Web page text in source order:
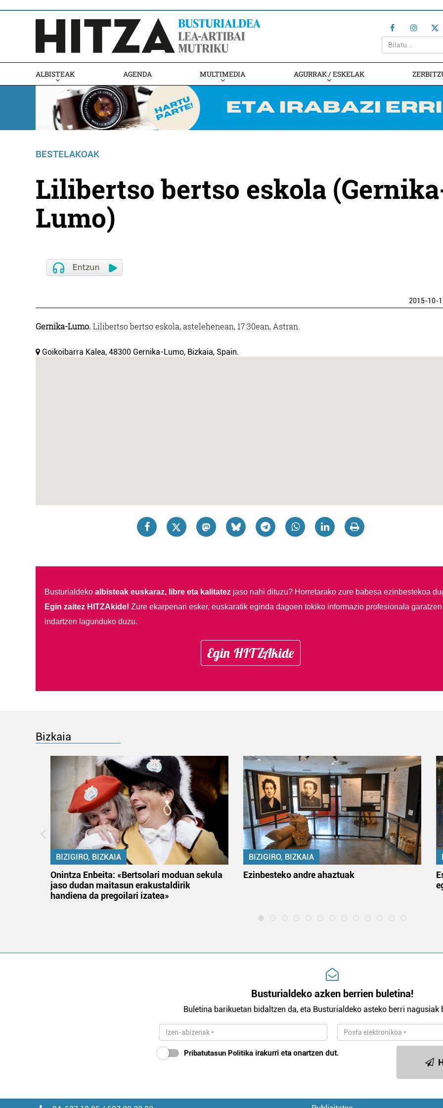
ALBISTEAK AGENDA MULTIMEDIA AGURRAK / ESKELAK
BESTELAKOAK
Lilibertso bertso eskola
Lumo)
2015-10-
Gernika-Lumo. Lilibertso bertso eskola, astelehenean, 17:30ean, Astran.
Goikoibarra Kalea, 48300 Gernika-Lumo, Bizkaia, Spain.
Busturialdeko albisteak euskaraz, libre eta kalitatezjaso nahi dituzu? Horretarako zure babesa ezinbestekoa
Egin zaitez HITZAkide! Zure ekarpenari esker, euskaratik eginda dagoen tokiko informazio profesionala garatzen
indartzen lagunduko duzu.
Egin HITZAkide
Bizkaia
BIZIGIRO, BIZKAIA
Onintza Enbeita: «Bertsolari moduan sekula
jaso dudan maitasun erakustaldirik
handiena da pregoilari izatea»
BIZIGIRO, BIZKAIA
Ezinbesteko andre ahaztuak
Busturialdeko azken berrien buletina!
Buletina barikuetan bidaltzen da, eta Busturialdeko asteko berri nagusiak
Pribatutasun Politika irakurri eta onartzen dut.